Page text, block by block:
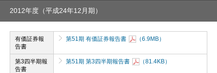
2012年度（平成24年12月期）
有価証券報
告書
第51期 有価証券報告書 （6.9MB）
第3四半期報
告書
第51期 第3四半期報告書 （81.4KB）